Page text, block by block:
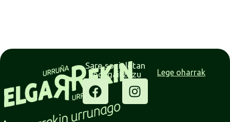
Sare sozialetan
segi gaitzazu
Lege oharrak